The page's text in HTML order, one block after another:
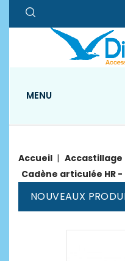
MENU
Accueil Accastillage
Cadène articulée HR
NOUVEAUX